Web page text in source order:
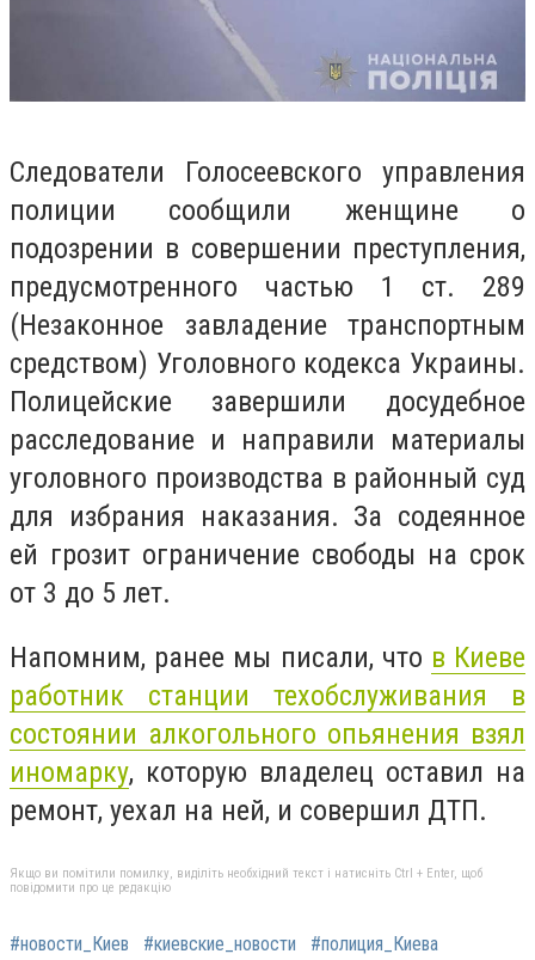
Следователи Голосеевского управления
полиции сообщили женщине о
подозрении в совершении преступления,
предусмотренного частью 1 ст. 289
(Незаконное завладение транспортным
средством) Уголовного кодекса Украины.
Полицейские завершили досудебное
расследование и направили материалы
уголовного производства в районный суд
для избрания наказания. За содеянное
ей грозит ограничение свободы на срок
от 3 до 5 лет.
Напомним, ранее мы писали, что в Киеве
работник станции техобслуживания в
состоянии алкогольного опьянения взял
иномарку, которую владелец оставил на
ремонт, уехал на ней, и совершил ДТП.
Якщо ви помітили помилку, виділіть необхідний текст і натисніть Ctrl + Enter, щоб
повідомити про це редакцію
#новости_Киев #киевские_новости #полиция_Киева